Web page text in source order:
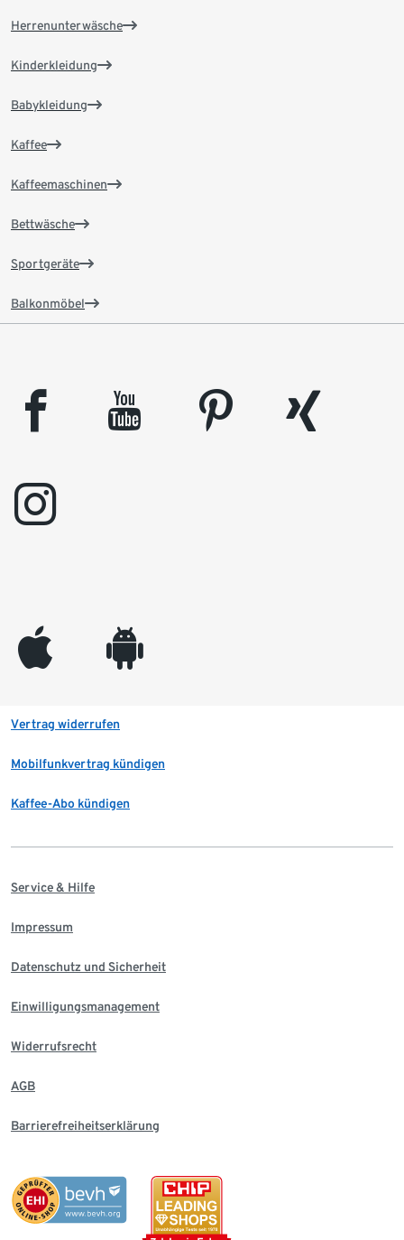
Herrenunterwäsche
Kinderkleidung
Babykleidung
Kaffee
Kaffeemaschinen
Bettwäsche
Sportgeräte
Balkonmöbel
facebook youtube pinterest
xing
instagram
appleinc android
Vertrag widerrufen
Mobilfunkvertrag kündigen
Kaffee-Abo kündigen
Service & Hilfe
Impressum
Datenschutz und Sicherheit
Einwilligungsmanagement
Widerrufsrecht
AGB
Barrierefreiheitserklärung